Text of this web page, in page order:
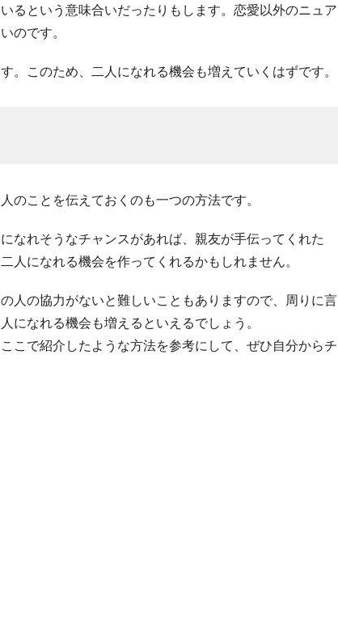
るという意味合いだったりもします。恋愛以外のニュア
のです。
このため、二人になれる機会も増えていくはずです。
のことを伝えておくのも一つの方法です。
なれそうなチャンスがあれば、親友が手伝ってくれた
になれる機会を作ってくれるかもしれません。
人の協力がないと難しいこともありますので、周りに言
なれる機会も増えるといえるでしょう。
こで紹介したような方法を参考にして、ぜひ自分からチ